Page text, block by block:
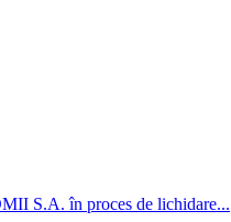
S.A. în proces de lichidare...